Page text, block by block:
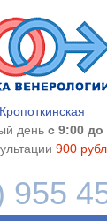
Кропоткинская
день с 9:00 до
900
955